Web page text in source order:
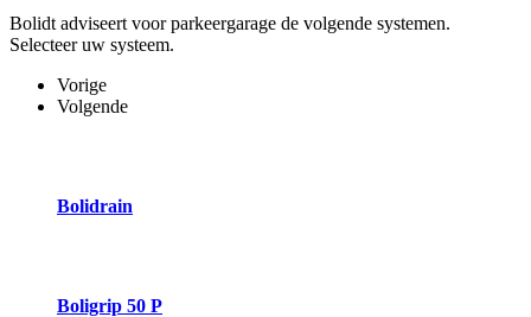
Bolidt adviseert voor parkeergarage de volgende systemen.
Selecteer uw systeem.
Vorige
Volgende
Bolidrain
Boligrip 50 P